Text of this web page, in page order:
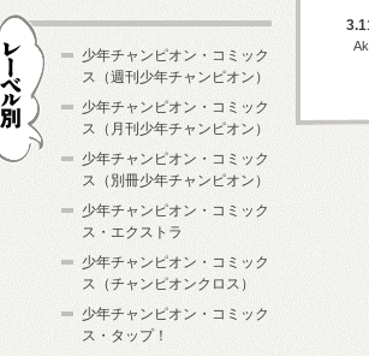
少年チャンピオン・コミック
ス（週刊少年チャンピオン）
少年チャンピオン・コミック
ス（月刊少年チャンピオン）
少年チャンピオン・コミック
ス（別冊少年チャンピオン）
少年チャンピオン・コミック
ス・エクストラ
少年チャンピオン・コミック
ス（チャンピオンクロス）
少年チャンピオン・コミック
ス・タップ！